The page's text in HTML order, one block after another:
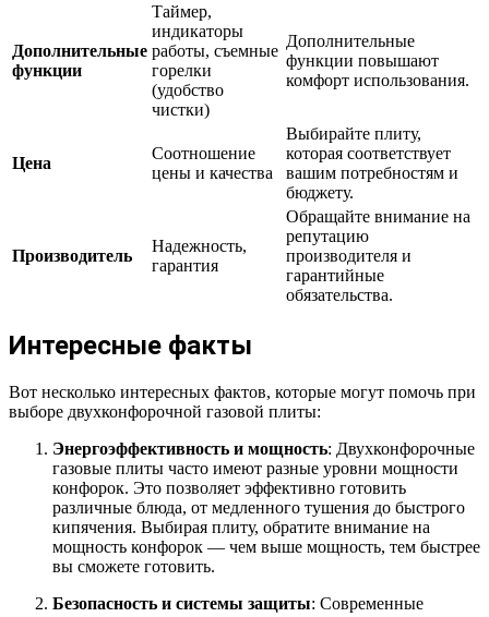
Дополнительные
функции
Таймер,
индикаторы
работы, съемные
горелки
(удобство
чистки)
Дополнительные
функции повышают
комфорт использования.
Цена
Соотношение
цены и качества
Выбирайте плиту,
которая соответствует
вашим потребностям и
бюджету.
Производитель
Надежность,
гарантия
Обращайте внимание на
репутацию
производителя и
гарантийные
обязательства.
Интересные факты
Вот несколько интересных фактов, которые могут помочь при
выборе двухконфорочной газовой плиты:
Энергоэффективность и мощность: Двухконфорочные
газовые плиты часто имеют разные уровни мощности
конфорок. Это позволяет эффективно готовить
различные блюда, от медленного тушения до быстрого
кипячения. Выбирая плиту, обратите внимание на
мощность конфорок — чем выше мощность, тем быстрее
вы сможете готовить.
Безопасность и системы защиты: Современные